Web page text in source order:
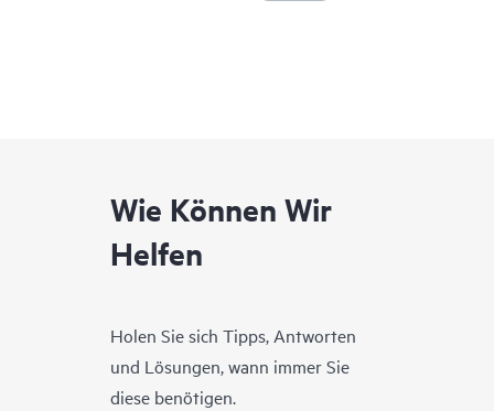
Wie Können Wir
Helfen
Holen Sie sich Tipps, Antworten
und Lösungen, wann immer Sie
diese benötigen.